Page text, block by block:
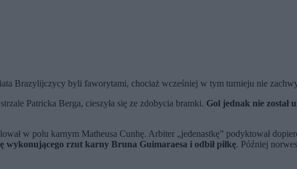
Brazylijczycy byli faworytami, chociaż wcześniej w tym turnieju nie
Patricka Berga, cieszyła się ze zdobycia bramki. Gol jednak nie został
w polu karnym Matheusa Cunhę. Arbiter „jedenastkę” podyktował
wykonującego rzut karny Bruna Guimaraesa i odbił piłkę. Później